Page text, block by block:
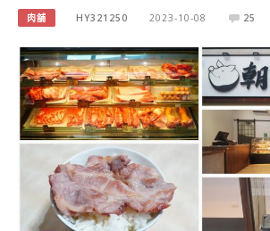
肉舖 HY321250 2023-10-08 25